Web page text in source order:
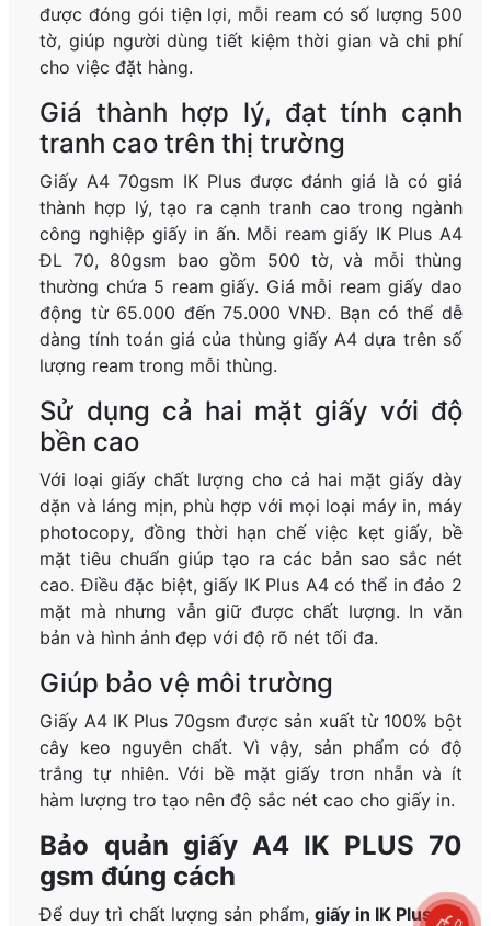
được đóng gói tiện lợi, mỗi ream có số lượng 500
tờ, giúp người dùng tiết kiệm thời gian và chi phí
cho việc đặt hàng.
Giá thành hợp lý, đạt tính cạnh
tranh cao trên thị trường
Giấy A4 70gsm IK Plus được đánh giá là có giá
thành hợp lý, tạo ra cạnh tranh cao trong ngành
công nghiệp giấy in ấn. Mỗi ream giấy IK Plus A4
ĐL 70, 80gsm bao gồm 500 tờ, và mỗi thùng
thường chứa 5 ream giấy. Giá mỗi ream giấy dao
động từ 65.000 đến 75.000 VNĐ. Bạn có thể dễ
dàng tính toán giá của thùng giấy A4 dựa trên số
lượng ream trong mỗi thùng.
Sử dụng cả hai mặt giấy với độ
bền cao
Với loại giấy chất lượng cho cả hai mặt giấy dày
dặn và láng mịn, phù hợp với mọi loại máy in, máy
photocopy, đồng thời hạn chế việc kẹt giấy, bề
mặt tiêu chuẩn giúp tạo ra các bản sao sắc nét
cao. Điều đặc biệt, giấy IK Plus A4 có thể in đảo 2
mặt mà nhưng vẫn giữ được chất lượng. In văn
bản và hình ảnh đẹp với độ rõ nét tối đa.
Giúp bảo vệ môi trường
Giấy A4 IK Plus 70gsm được sản xuất từ 100% bột
cây keo nguyên chất. Vì vậy, sản phẩm có độ
trắng tự nhiên. Với bề mặt giấy trơn nhẵn và ít
hàm lượng tro tạo nên độ sắc nét cao cho giấy in.
Bảo quản giấy A4 IK PLUS 70
gsm đúng cách
Để duy trì chất lượng sản phẩm,giấy in IK Plus A4
0